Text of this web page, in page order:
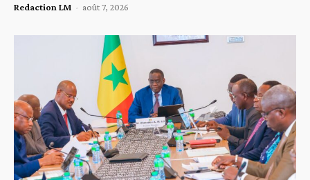
Redaction LM - août 7, 2026